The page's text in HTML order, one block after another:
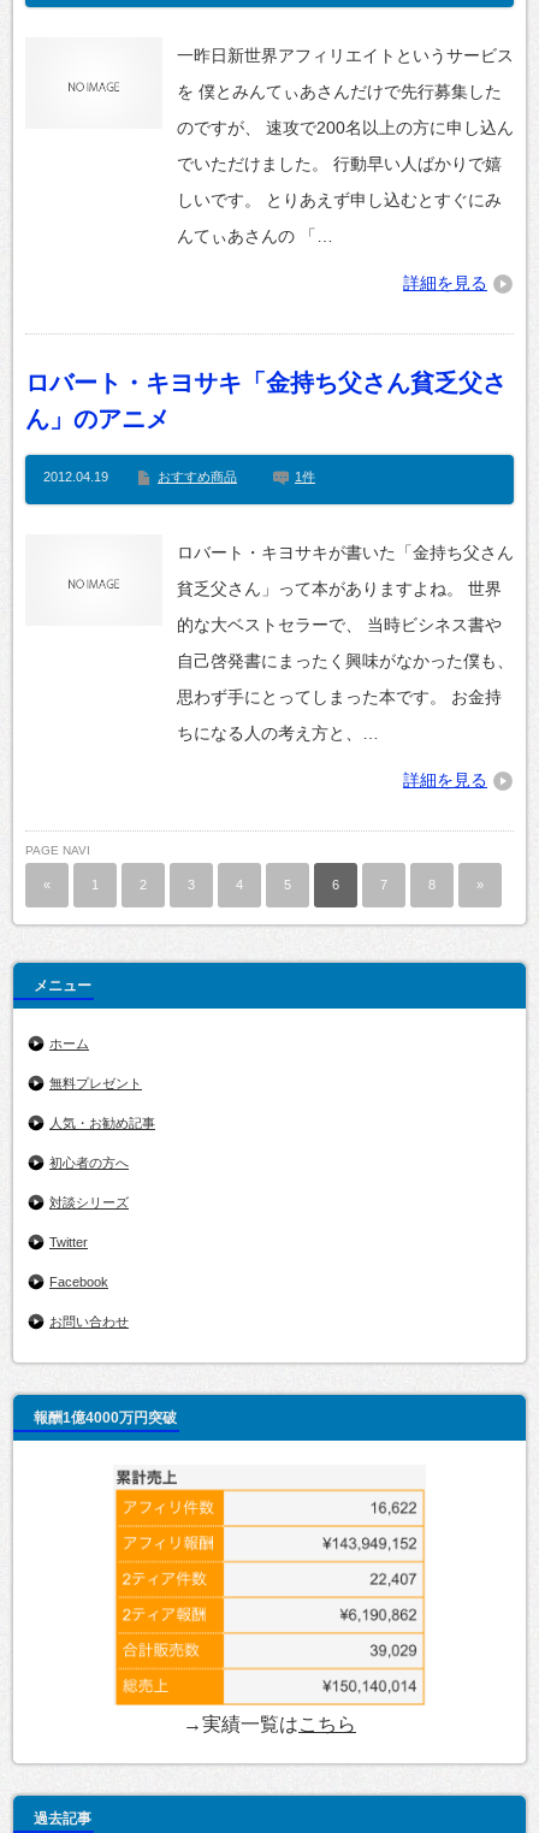
一昨日新世界アフィリエイトというサービス
を 僕とみんてぃあさんだけで先行募集した
のですが、 速攻で200名以上の方に申し込ん
でいただけました。 行動早い人ばかりで嬉
しいです。 とりあえず申し込むとすぐにみ
んてぃあさんの 「…
詳細を見る
ロバート・キヨサキ「金持ち父さん貧乏父さ
ん」のアニメ
2012.04.19 おすすめ商品 1件
ロバート・キヨサキが書いた「金持ち父さん
貧乏父さん」って本がありますよね。 世界
的な大ベストセラーで、 当時ビシネス書や
自己啓発書にまったく興味がなかった僕も、
思わず手にとってしまった本です。 お金持
ちになる人の考え方と、…
詳細を見る
PAGE NAVI
« 1 2 3 4 5 6 7 8 »
メニュー
ホーム
無料プレゼント
人気・お勧め記事
初心者の方へ
対談シリーズ
Twitter
Facebook
お問い合わせ
報酬1億4000万円突破
→実績一覧はこちら
過去記事